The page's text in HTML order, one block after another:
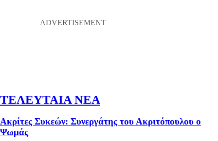
ΤΕΛΕΥΤΑΙΑ ΝΕΑ
Ακρίτες Συκεών: Συνεργάτης του Ακριτόπουλου ο
Ψωμάς